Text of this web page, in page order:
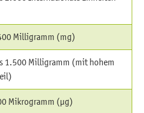
Milligramm (mg)
1.500 Milligramm (mit hohem
Mikrogramm (µg)